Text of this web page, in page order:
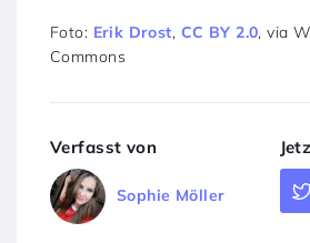
Foto: Erik Drost, CC BY 2.0, via
Commons
Verfasst von
Sophie Möller